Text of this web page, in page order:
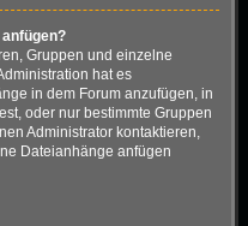
Gruppen und einzelne
hat es
in dem Forum anzufügen, in
oder nur bestimmte Gruppen
Administrator kontaktieren,
Dateianhänge anfügen